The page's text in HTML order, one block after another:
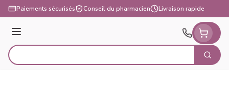
Aller au contenu
Paiements sécurisés Conseil du pharmacien Livraison rapide
Menu
Rechercher